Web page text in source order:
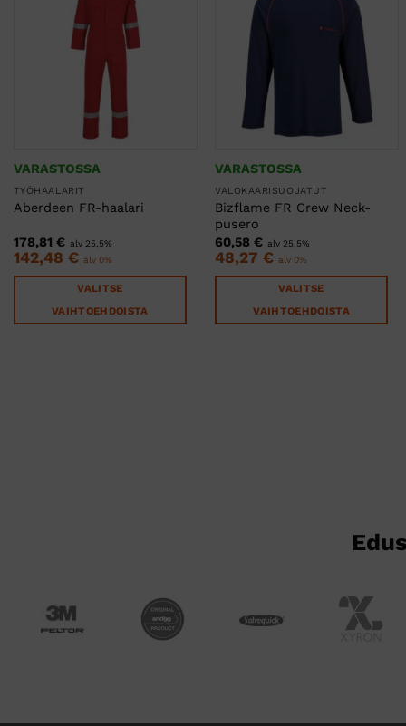
VARASTOSSA
TYÖHAALARIT
Aberdeen FR-haalari
178,81 € alv 25,5%
142,48 € alv 0%
VALITSE
VAIHTOEHDOISTA
VARASTOSSA
VALOKAARISUOJATUT
Bizflame FR Crew Neck-
pusero
60,58€ alv 25,5%
48,27€ alv 0%
VALITSE
VAIHTOEHDOISTA